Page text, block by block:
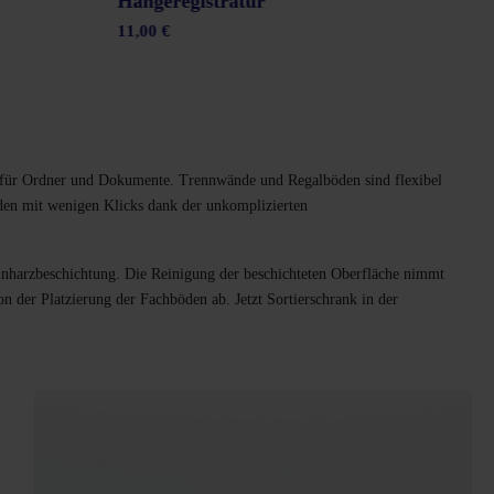
11,00 €
Ordner und Dokumente. Trennwände und Regalböden sind flexibel
mit wenigen Klicks dank der unkomplizierten
Die Reinigung der beschichteten Oberfläche nimmt
Platzierung der Fachböden ab. Jetzt Sortierschrank in der